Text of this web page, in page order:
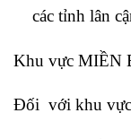
các tỉnh lân
Khu vực MIỀN
Đối với khu